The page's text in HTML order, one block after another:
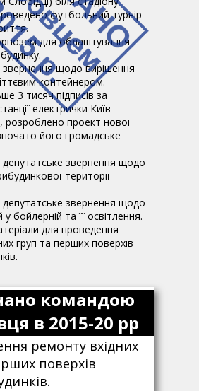
футбольний турнір
для облаштування
звернення щодо вирішення
контейнером.
3 тисяч підписів за
електрички Київ-
розроблено проект нової
його громадське
звернення щодо
території
звернення щодо
бойлерній та її освітлення.
для проведення
груп та перших поверхів
командою
в 2015-20 рр
ремонту вхідних
поверхів